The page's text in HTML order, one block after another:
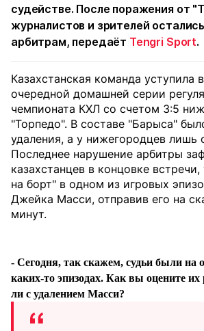
судействе. После поражения от
журналистов и зрителей
арбитрам, передаёт Tengri Sport.
Казахстанская команда уступила
очередной домашней серии
чемпионата КХЛ со счетом 3:5
"Торпедо". В составе "Барыса"
удаления, а у нижегородцев лишь
Последнее нарушение арбитры
казахстанцев в концовке встречи,
на борт" в одном из игровых
Джейка Масси, отправив его на
минут.
- Сегодня, так скажем, судьи были на
каких-то эпизодах. Как вы оцените их
ли с удалением Масси?